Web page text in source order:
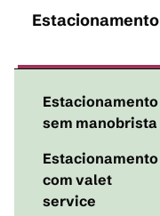
Estacionamento
Estacionamento
sem manobrista
Estacionamento
com valet
service